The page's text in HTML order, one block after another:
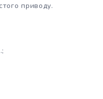
приводу.